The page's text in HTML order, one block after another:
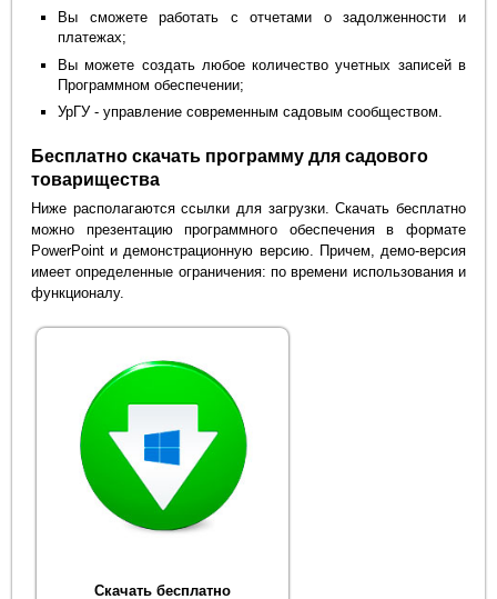
Вы сможете работать с отчетами о задолженности и
платежах;
Вы можете создать любое количество учетных записей в
Программном обеспечении;
УрГУ - управление современным садовым сообществом.
Бесплатно скачать программу для садового
товарищества
Ниже располагаются ссылки для загрузки. Скачать бесплатно
можно презентацию программного обеспечения в формате
PowerPoint и демонстрационную версию. Причем, демо-версия
имеет определенные ограничения: по времени использования и
функционалу.
Скачать бесплатно